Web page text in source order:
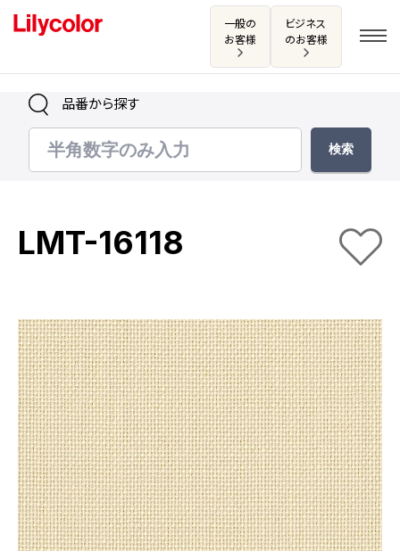
一般の
お客様
ビジネス
のお客様
ログイン・新規会員登録
お気に入り
商品を探す
商品を探す トップ
壁紙
カーテン
床材
ブランド・コレクション
Lilycolor Coordinate 着せ替えシミュレーション
カタログ一覧
カタログ一覧 トップ
壁紙
カーテン
床材
サステナブル商品
施工事例
施工事例 トップ
医療・福祉施設
ホテル・オフィス・店舗
リリカラノート
品番から探す
LMT-16118